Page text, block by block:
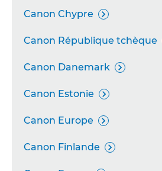
Canon Chypre 
Canon République tchèque
Canon Danemark 
Canon Estonie 
Canon Europe 
Canon Finlande 